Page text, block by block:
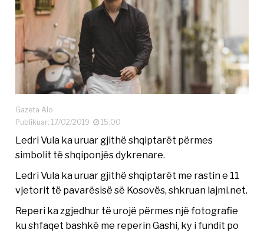
Gazeta Alo
Publikuar: 17/02/2019
15:00
Ledri Vula ka uruar gjithë shqiptarët përmes
simbolit të shqiponjës dykrenare.
Ledri Vula ka uruar gjithë shqiptarët me rastin e 11
vjetorit të pavarësisë së Kosovës, shkruan lajmi.net.
Reperi ka zgjedhur të urojë përmes një fotografie
ku shfaqet bashkë me reperin Gashi, ky i fundit po